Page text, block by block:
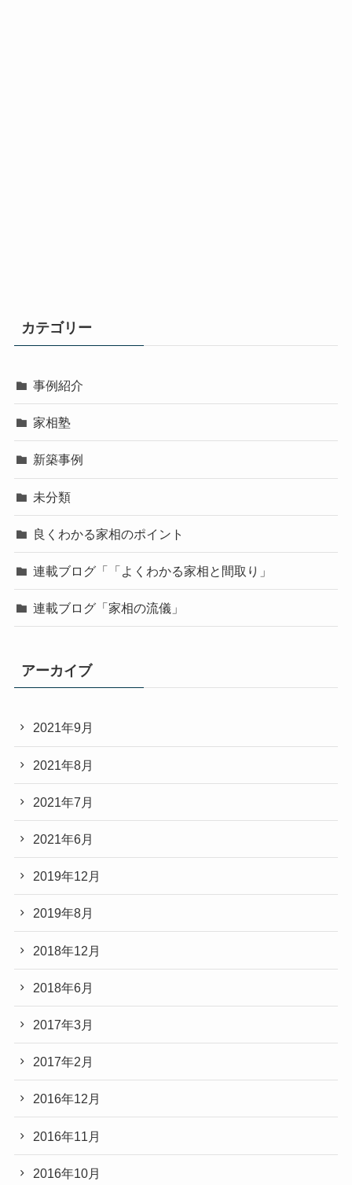
カテゴリー
事例紹介
家相塾
新築事例
未分類
良くわかる家相のポイント
連載ブログ「「よくわかる家相と間取り」
連載ブログ「家相の流儀」
アーカイブ
2021年9月
2021年8月
2021年7月
2021年6月
2019年12月
2019年8月
2018年12月
2018年6月
2017年3月
2017年2月
2016年12月
2016年11月
2016年10月